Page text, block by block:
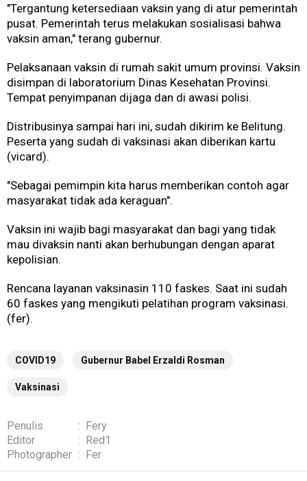
"Tergantung ketersediaan vaksin yang di atur pemerintah
pusat. Pemerintah terus melakukan sosialisasi bahwa
vaksin aman," terang gubernur.
Pelaksanaan vaksin di rumah sakit umum provinsi. Vaksin
disimpan di laboratorium Dinas Kesehatan Provinsi.
Tempat penyimpanan dijaga dan di awasi polisi.
Distribusinya sampai hari ini, sudah dikirim ke Belitung.
Peserta yang sudah di vaksinasi akan diberikan kartu
(vicard).
"Sebagai pemimpin kita harus memberikan contoh agar
masyarakat tidak ada keraguan".
Vaksin ini wajib bagi masyarakat dan bagi yang tidak
mau divaksin nanti akan berhubungan dengan aparat
kepolisian.
Rencana layanan vaksinasin 110 faskes. Saat ini sudah
60 faskes yang mengikuti pelatihan program vaksinasi.
(fer).
COVID19 Gubernur Babel Erzaldi Rosman
Vaksinasi
Penulis : Fery
Editor
: Red1
Photographer : Fer